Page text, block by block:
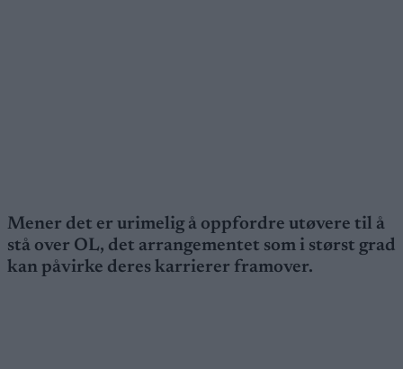
Mener det er urimelig å oppfordre utøvere til å
stå over OL, det arrangementet som i størst grad
kan påvirke deres karrierer framover.